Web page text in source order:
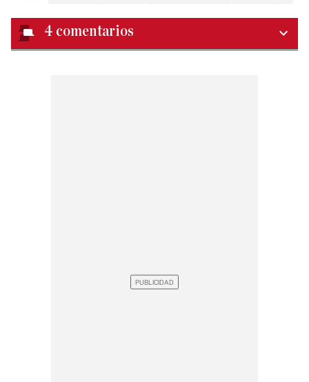
4 comentarios